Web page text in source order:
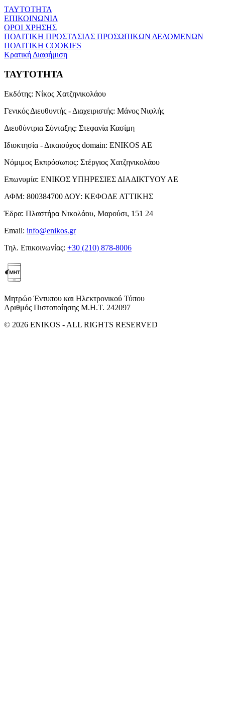
ΤΑΥΤΟΤΗΤΑ
ΕΠΙΚΟΙΝΩΝΙΑ
ΟΡΟΙ ΧΡΗΣΗΣ
ΠΟΛΙΤΙΚΗ ΠΡΟΣΤΑΣΙΑΣ ΠΡΟΣΩΠΙΚΩΝ ΔΕΔΟΜΕΝΩΝ
ΠΟΛΙΤΙΚΗ COOKIES
Κρατική Διαφήμιση
ΤΑΥΤΟΤΗΤΑ
Εκδότης: Νίκος Χατζηνικολάου
Γενικός Διευθυντής - Διαχειριστής: Μάνος Νιφλής
Διευθύντρια Σύνταξης: Στεφανία Κασίμη
Ιδιοκτησία - Δικαιούχος domain: ENIKOS AE
Νόμιμος Εκπρόσωπος: Στέργιος Χατζηνικολάου
Επωνυμία: ΕΝΙΚΟΣ ΥΠΗΡΕΣΙΕΣ ΔΙΑΔΙΚΤΥΟΥ ΑΕ
ΑΦΜ: 800384700 ΔΟΥ: ΚΕΦΟΔΕ ΑΤΤΙΚΗΣ
Έδρα: Πλαστήρα Νικολάου, Μαρούσι, 151 24
Email: info@enikos.gr
Τηλ. Επικοινωνίας: +30 (210) 878-8006
Μητρώο Έντυπου και Ηλεκτρονικού Τύπου
Αριθμός Πιστοποίησης Μ.Η.Τ. 242097
© 2026 ENIKOS - ALL RIGHTS RESERVED